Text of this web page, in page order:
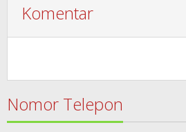
Komentar
Nomor Telepon